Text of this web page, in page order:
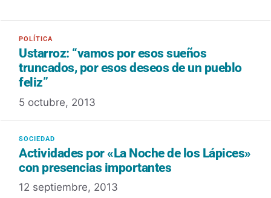
Ustarroz: “vamos por esos sueños
truncados, por esos deseos de un pueblo
feliz”
5 octubre, 2013
Actividades por «La Noche de los Lápices»
con presencias importantes
12 septiembre, 2013